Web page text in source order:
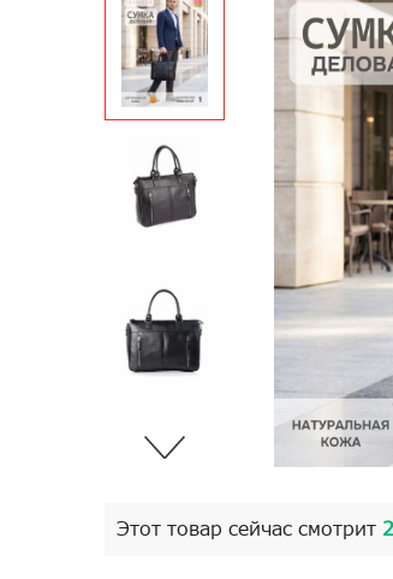
Этот товар сейчас смотрит